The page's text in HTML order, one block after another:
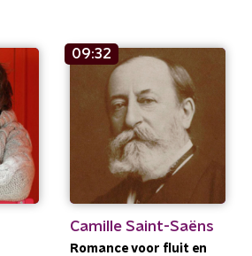
09:32
Camille Saint-Saëns
Romance voor fluit en